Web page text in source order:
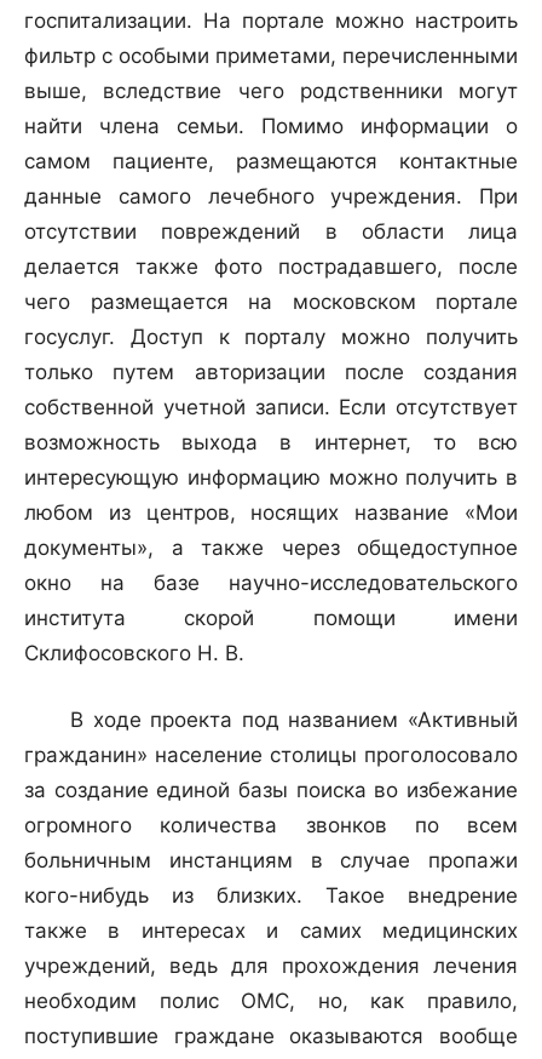
госпитализации. На портале можно настроить
фильтр с особыми приметами, перечисленными
выше, вследствие чего родственники могут
найти члена семьи. Помимо информации о
самом пациенте, размещаются контактные
данные самого лечебного учреждения. При
отсутствии повреждений в области лица
делается также фото пострадавшего, после
чего размещается на московском портале
госуслуг. Доступ к порталу можно получить
только путем авторизации после создания
собственной учетной записи. Если отсутствует
возможность выхода в интернет, то всю
интересующую информацию можно получить в
любом из центров, носящих название «Мои
документы», а также через общедоступное
окно на базе научно-исследовательского
института скорой помощи имени
Склифосовского Н. В.
В ходе проекта под названием «Активный
гражданин» население столицы проголосовало
за создание единой базы поиска во избежание
огромного количества звонков по всем
больничным инстанциям в случае пропажи
кого-нибудь из близких. Такое внедрение
также в интересах и самих медицинских
учреждений, ведь для прохождения лечения
необходим полис ОМС, но, как правило,
поступившие граждане оказываются вообще